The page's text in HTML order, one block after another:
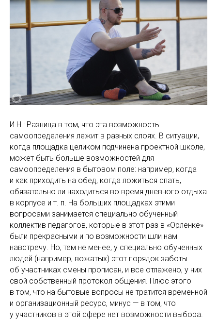
И.Н.: Разница в том, что эта возможность
самоопределения лежит в разных слоях. В ситуации,
когда площадка целиком подчинена проектной школе,
может быть больше возможностей для
самоопределения в бытовом поле: например, когда
и как приходить на обед, когда ложиться спать,
обязательно ли находиться во время дневного отдыха
в корпусе и т. п. На больших площадках этими
вопросами занимается специально обученный
коллектив педагогов, которые в этот раз в «Орленке»
были прекрасными и по возможности шли нам
навстречу. Но, тем не менее, у специально обученных
людей (например, вожатых) этот порядок заботы
об участниках смены прописан, и все отлажено, у них
свой собственный протокол общения. Плюс этого
в том, что на бытовые вопросы не тратится временной
и организационный ресурс, минус — в том, что
у участников в этой сфере нет возможности выбора.